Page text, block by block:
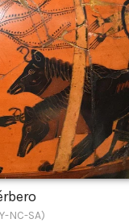
NC-SA)